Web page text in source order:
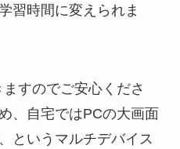
習時間に変えられま
すのでご安心くださ
、自宅ではPCの大画面
というマルチデバイス